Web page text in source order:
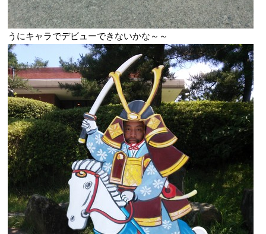
うにキャラでデビューできないかな～～